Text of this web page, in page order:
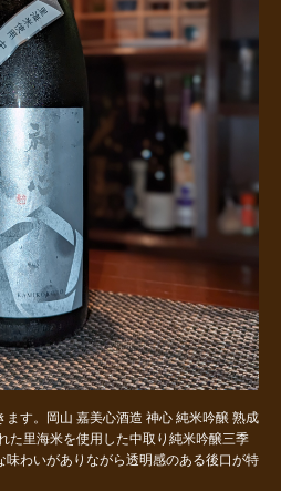
す。岡山 嘉美心酒造 神心 純米吟醸 熟成
た里海米を使用した中取り純米吟醸三季
わいがありながら透明感のある後口が特